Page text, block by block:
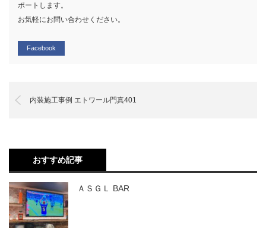
ポートします。
お気軽にお問い合わせください。
Facebook
内装施工事例 エトワール門真401
おすすめ記事
ＡＳＧＬ BAR